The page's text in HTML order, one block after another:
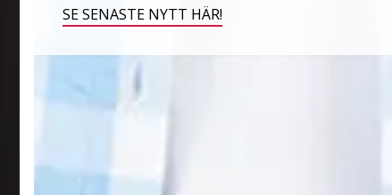
SE SENASTE NYTT HÄR!